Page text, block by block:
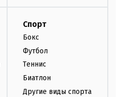
Спорт
Бокс
Футбол
Теннис
Биатлон
Другие виды спорта